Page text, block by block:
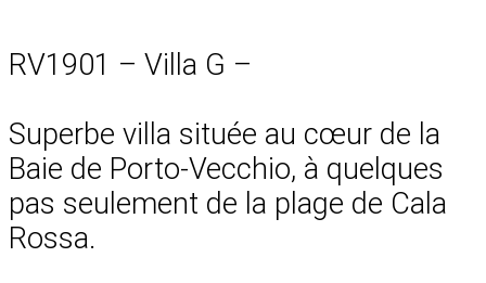
RV1901 – Villa G –
Superbe villa située au cœur de la
Baie de Porto-Vecchio, à quelques
pas seulement de la plage de Cala
Rossa.